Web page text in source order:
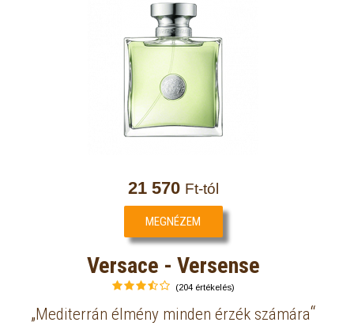
21 570 Ft-tól
MEGNÉZEM
Versace - Versense
(204 értékelés)
„Mediterrán élmény minden érzék számára“